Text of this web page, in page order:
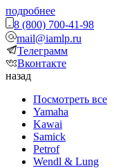
подробнее
8 (800) 700-41-98
mail@iamlp.ru
Телеграмм
Вконтакте
назад
Посмотреть все
Yamaha
Kawai
Samick
Petrof
Wendl & Lung